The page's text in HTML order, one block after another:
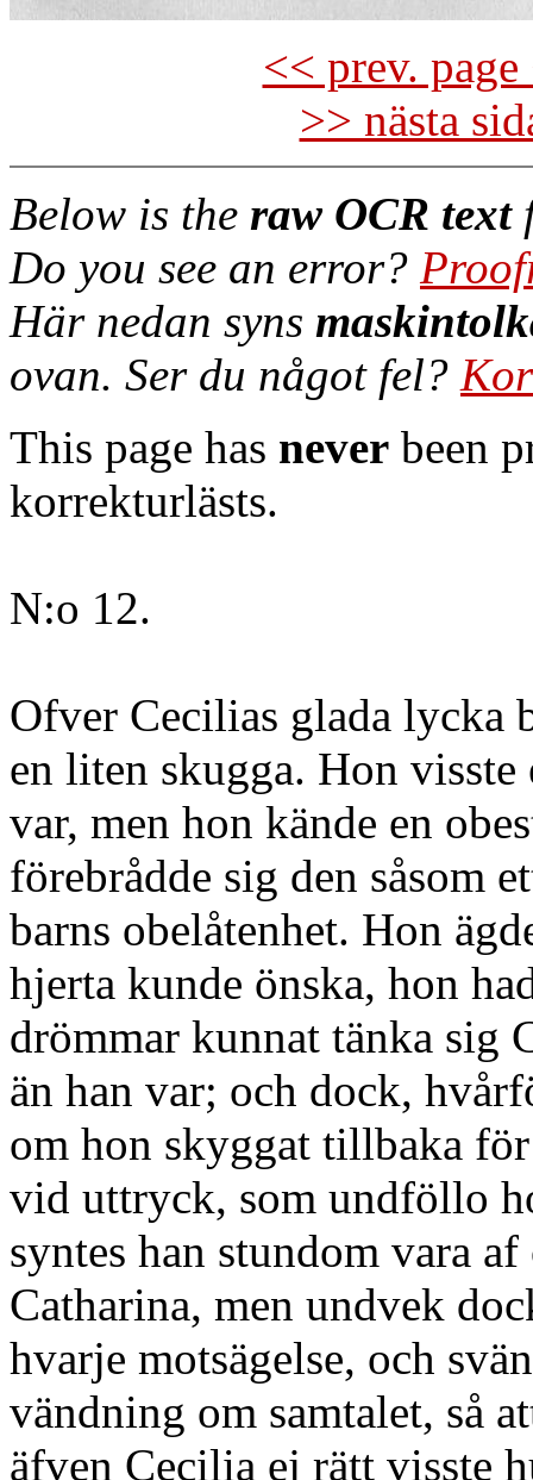
<< prev.
>> nästa
Below is the raw OCR text
Do you see an error?
Här nedan syns
ovan. Ser du något fel?
This page has never been
korrekturlästs.
N:o 12.
Ofver Cecilias glada lycka
en liten skugga. Hon
var, men hon kände en
förebrådde sig den såsom
barns obelåtenhet. Hon
hjerta kunde önska, hon
drömmar kunnat tänka sig
än han var; och dock,
om hon skyggat tillbaka
vid uttryck, som undföllo
syntes han stundom vara
Catharina, men undvek
hvarje motsägelse, och
vändning om samtalet, så
äfven Cecilia ej rätt visste